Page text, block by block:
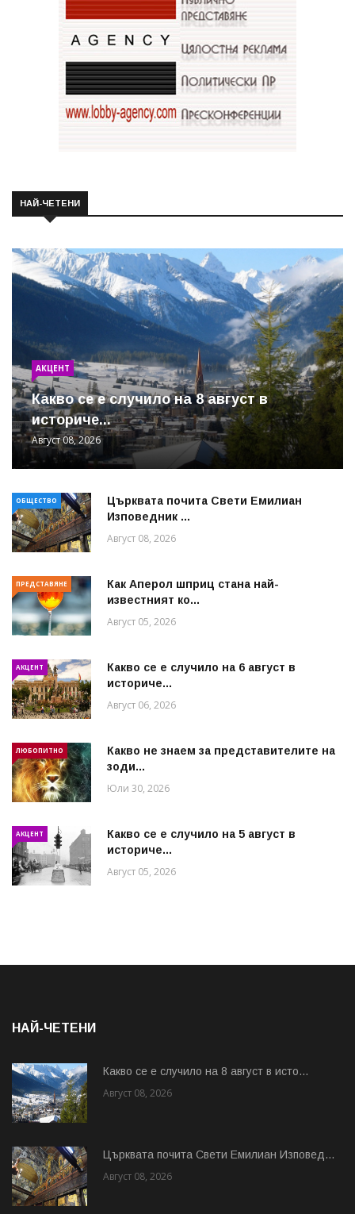
НАЙ-ЧЕТЕНИ
АКЦЕНТ
Какво се е случило на 8 август в
историче...
Август 08, 2026
ОБЩЕСТВО
Църквата почита Свeти Емилиан
Изповедник ...
Август 08, 2026
ПРЕДСТАВЯНЕ
Как Аперол шприц стана най-
известният ко...
Август 05, 2026
АКЦЕНТ
Какво се е случило на 6 август в
историче...
Август 06, 2026
ЛЮБОПИТНО
Какво не знаем за представителите на
зоди...
Юли 30, 2026
АКЦЕНТ
Какво се е случило на 5 август в
историче...
Август 05, 2026
НАЙ-ЧЕТЕНИ
Какво се е случило на 8 август в исто...
Август 08, 2026
Църквата почита Свeти Емилиан Изповед...
Август 08, 2026